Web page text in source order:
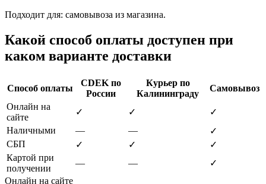
Подходит для: самовывоза из магазина.
Какой способ оплаты доступен при
каком варианте доставки
Способ оплаты
CDEK по
России
Курьер по
Калининграду
Самовывоз
Онлайн на
сайте
✓ ✓
✓
Наличными
— —
✓
СБП
✓ ✓
✓
Картой при
получении
— —
✓
Онлайн на сайте